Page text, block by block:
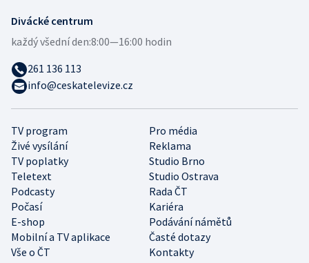
TV program
Pro média
Živé vysílání
Reklama
TV poplatky
Studio Brno
Teletext
Studio Ostrava
Podcasty
Rada ČT
Počasí
Kariéra
E-shop
Podávání námětů
Mobilní a TV aplikace
Časté dotazy
Vše o ČT
Kontakty
Divácké centrum
každý všední den:8:00—16:00 hodin
261 136 113
info@ceskatelevize.cz